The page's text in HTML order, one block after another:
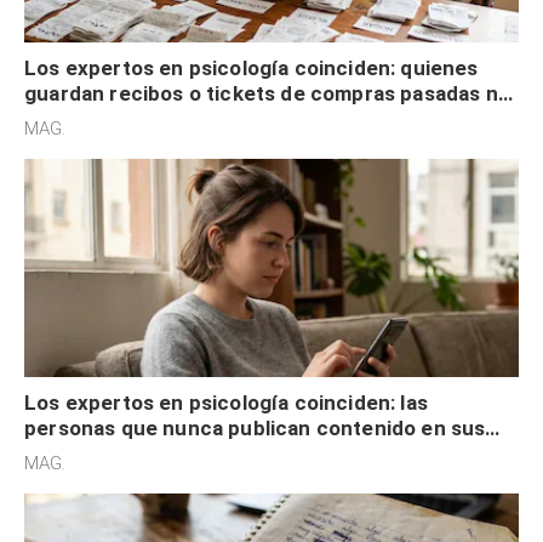
Los expertos en psicología coinciden: quienes
guardan recibos o tickets de compras pasadas no
son acumuladores, sino que tienen necesidad de
MAG.
Los expertos en psicología coinciden: las
personas que nunca publican contenido en sus
redes sociales no pretenden buscar validación
MAG.